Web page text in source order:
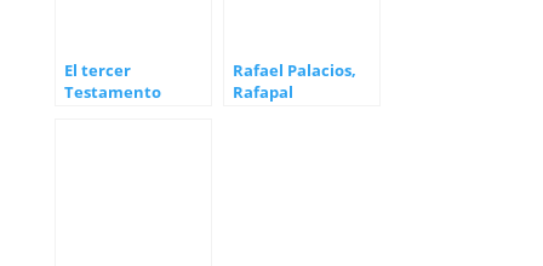
El tercer
Testamento
Rafael Palacios,
Rafapal